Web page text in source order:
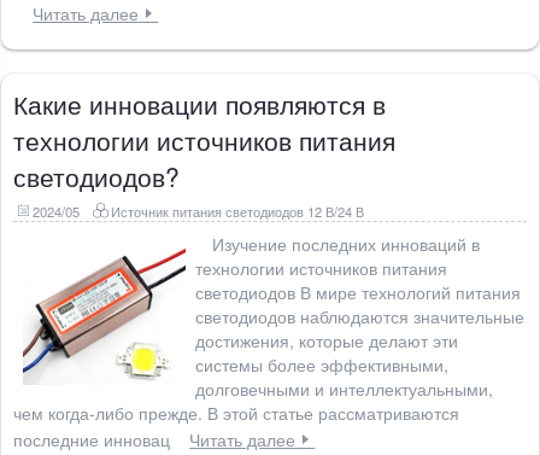
Читать далее
Какие инновации появляются в
технологии источников питания
светодиодов?
2024/05 Источник питания светодиодов 12 В/24 В
Изучение последних инноваций в
технологии источников питания
светодиодов В мире технологий питания
светодиодов наблюдаются значительные
достижения, которые делают эти
системы более эффективными,
долговечными и интеллектуальными,
чем когда-либо прежде. В этой статье рассматриваются
последние инновац
Читать далее